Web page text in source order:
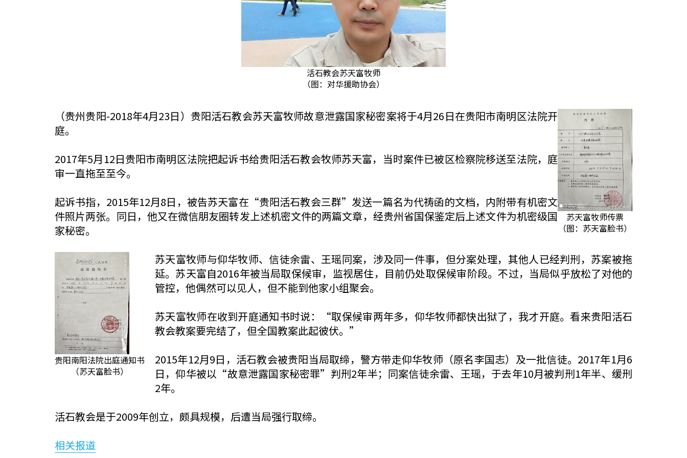
活石教会苏天富牧师
（图：对华援助协会）
苏天富牧师传票
（图：苏天富脸书）
（贵州贵阳-2018年4月23日）贵阳活石教会苏天富牧师故意泄露国家秘密案将于4月26日在贵阳市南明区法院开
庭。
2017年5月12日贵阳市南明区法院把起诉书给贵阳活石教会牧师苏天富，当时案件已被区检察院移送至法院，庭
审一直拖至至今。
起诉书指，2015年12月8日，被告苏天富在“贵阳活石教会三群”发送一篇名为代祷函的文档，内附带有机密文
件照片两张。同日，他又在微信朋友圈转发上述机密文件的两篇文章，经贵州省国保鉴定后上述文件为机密级国
家秘密。
贵阳南阳法院出庭通知书
（苏天富脸书）
苏天富牧师与仰华牧师、信徒余雷、王瑶同案，涉及同一件事，但分案处理，其他人已经判刑，苏案被拖
延。苏天富自2016年被当局取保候审，监视居住，目前仍处取保候审阶段。不过，当局似乎放松了对他的
管控，他偶然可以见人，但不能到他家小组聚会。
苏天富牧师在收到开庭通知书时说：“取保候审两年多，仰华牧师都快出狱了，我才开庭。看来贵阳活石
教会教案要完结了，但全国教案此起彼伏。”
2015年12月9日，活石教会被贵阳当局取缔，警方带走仰华牧师（原名李国志）及一批信徒。2017年1月6
日，仰华被以“故意泄露国家秘密罪”判刑2年半；同案信徒余雷、王瑶，于去年10月被判刑1年半、缓刑
2年。
活石教会是于2009年创立，颇具规模，后遭当局强行取缔。
相关报道